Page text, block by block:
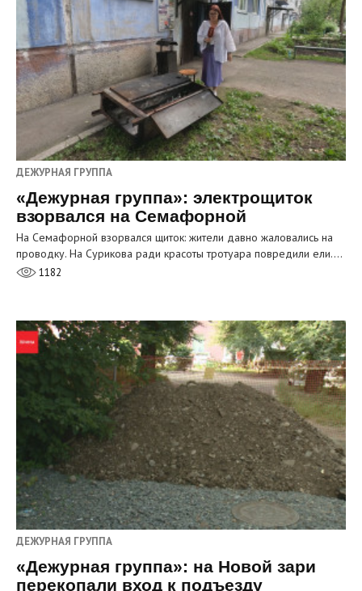
ДЕЖУРНАЯ ГРУППА
«Дежурная группа»: электрощиток
взорвался на Семафорной
На Семафорной взорвался щиток: жители давно жаловались на
проводку. На Сурикова ради красоты тротуара повредили ели.…
1182
ДЕЖУРНАЯ ГРУППА
«Дежурная группа»: на Новой зари
перекопали вход к подъезду